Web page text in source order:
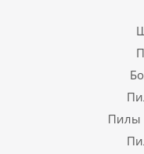
Пилы